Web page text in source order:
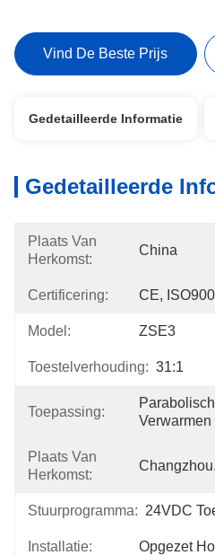
Vind De Beste Prijs
Gedetailleerde Informatie
Gedetailleerde
Plaats Van
Herkomst:
China
Certificering: CE,
Model: ZSE3
Toestelverhouding: 31:1
Toepassing:
Verwarmen
Plaats Van
Herkomst:
Stuurprogramma: 24VDC
Installatie: Opgezet